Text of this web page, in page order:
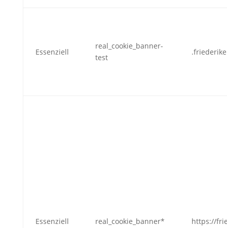
Essenziell
real_cookie_banner-
test
Essenziell real_cookie_banner* https://